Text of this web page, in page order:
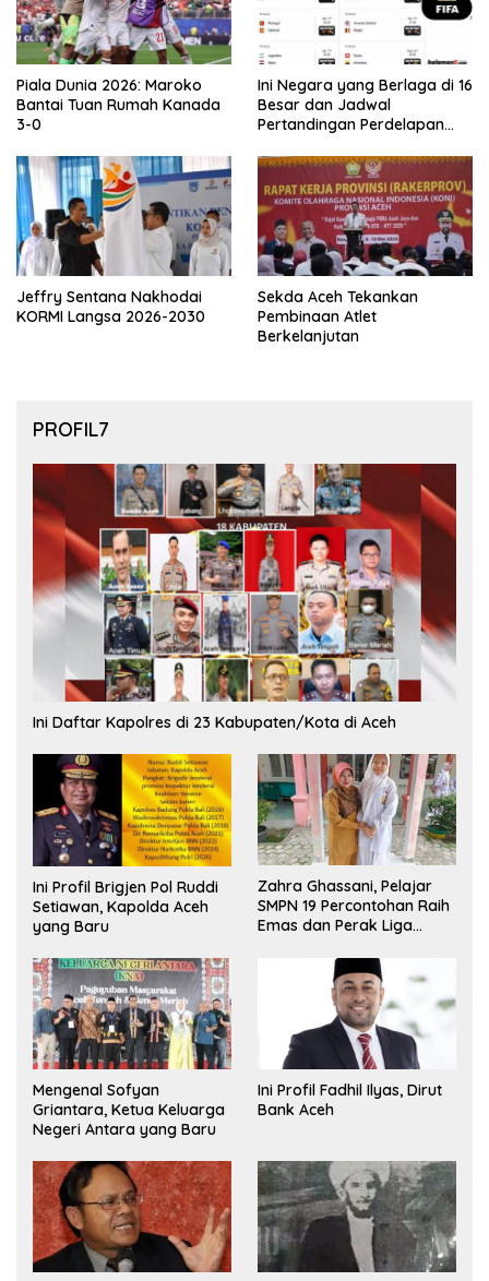
Piala Dunia 2026: Maroko
Bantai Tuan Rumah Kanada
3-0
Ini Negara yang Berlaga di 16
Besar dan Jadwal
Pertandingan Perdelapan
Jeffry Sentana Nakhodai
KORMI Langsa 2026-2030
Sekda Aceh Tekankan
Pembinaan Atlet
Berkelanjutan
PROFIL7
Ini Daftar Kapolres di 23 Kabupaten/Kota di Aceh
Ini Profil Brigjen Pol Ruddi
Setiawan, Kapolda Aceh
yang Baru
Zahra Ghassani, Pelajar
SMPN 19 Percontohan Raih
Emas dan Perak Liga
Mengenal Sofyan
Griantara, Ketua Keluarga
Negeri Antara yang Baru
Ini Profil Fadhil Ilyas, Dirut
Bank Aceh